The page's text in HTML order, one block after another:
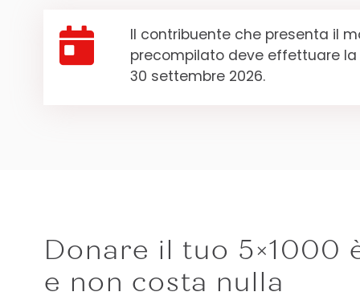

Il contribuente che presenta il
precompilato deve effettuare la
30 settembre 2026.
Donare il tuo 5×1000
e non costa nulla